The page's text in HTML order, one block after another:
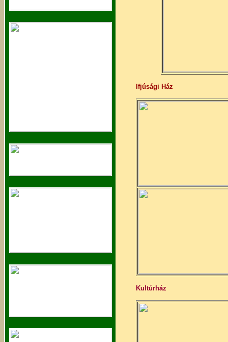
Ifjúsági Ház
Kultúrház